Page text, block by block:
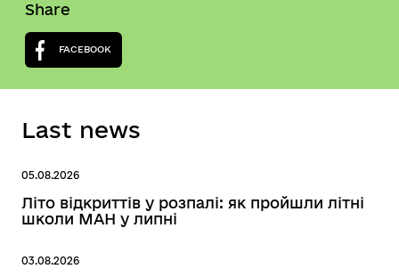
Share
FACEBOOK
Last news
05.08.2026
Літо відкриттів у розпалі: як пройшли літні
школи МАН у липні
03.08.2026